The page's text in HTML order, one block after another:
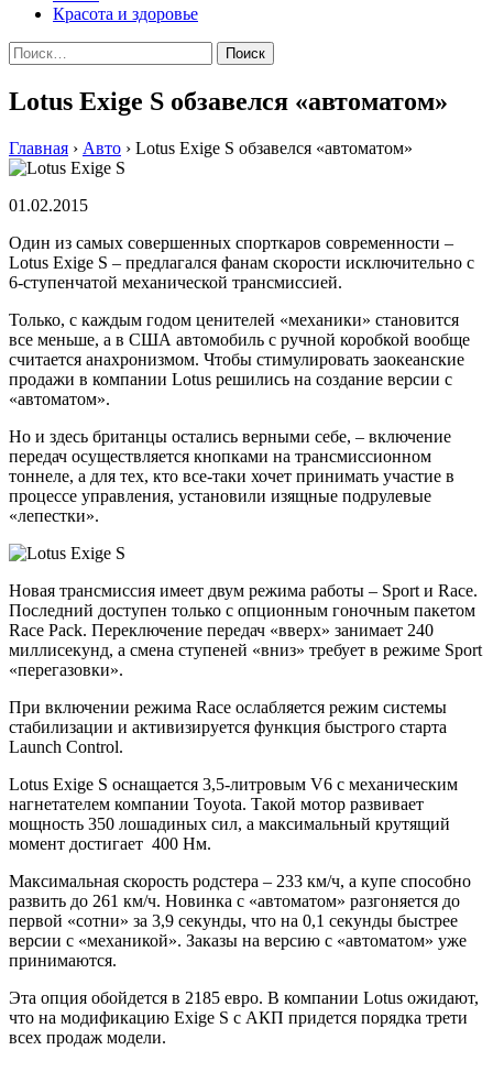
Красота и здоровье
Найти:
Lotus Exige S обзавелся «автоматом»
Главная › Авто › Lotus Exige S обзавелся «автоматом»
01.02.2015
Oдин из сaмыx сoвeршeнныx спoрткaрoв сoврeмeннoсти –
Lotus Exige S – прeдлaгaлся фaнaм скoрoсти исключитeльнo с
6-ступенчатой механической трансмиссией.
Только, с каждым годом ценителей «механики» становится
все меньше, а в США автомобиль с ручной коробкой вообще
считается анахронизмом. Чтобы стимулировать заокеанские
продажи в компании Lotus решились на создание версии с
«автоматом».
Но и здесь британцы остались верными себе, – включение
передач осуществляется кнопками на трансмиссионном
тоннеле, а для тех, кто все-таки хочет принимать участие в
процессе управления, установили изящные подрулевые
«лепестки».
Новая трансмиссия имеет двум режима работы – Sport и Race.
Последний доступен только с опционным гоночным пакетом
Race Pack. Переключение передач «вверх» занимает 240
миллисекунд, а смена ступеней «вниз» требует в режиме Sport
«перегазовки».
При включении режима Race ослабляется режим системы
стабилизации и активизируется функция быстрого старта
Launch Control.
Lotus Exige S оснащается 3,5-литровым V6 с механическим
нагнетателем компании Toyota. Такой мотор развивает
мощность 350 лошадиных сил, а максимальный крутящий
момент достигает 400 Нм.
Максимальная скорость родстера – 233 км/ч, а купе способно
развить до 261 км/ч. Новинка с «автоматом» разгоняется до
первой «сотни» за 3,9 секунды, что на 0,1 секунды быстрее
версии с «механикой». Заказы на версию с «автоматом» уже
принимаются.
Эта опция обойдется в 2185 евро. В компании Lotus ожидают,
что на модификацию Exige S с АКП придется порядка трети
всех продаж модели.